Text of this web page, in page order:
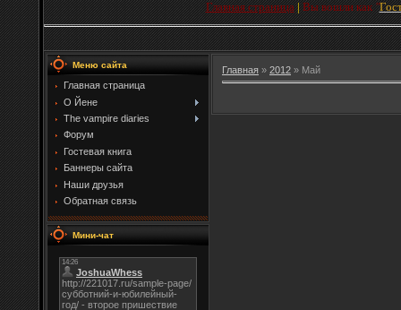
Главная страница | Вы вошли как "
Меню сайта
Главная страница
О Йене
The vampire diaries
Форум
Гостевая книга
Баннеры сайта
Наши друзья
Обратная связь
Мини-чат
Главная » 2012 » Май